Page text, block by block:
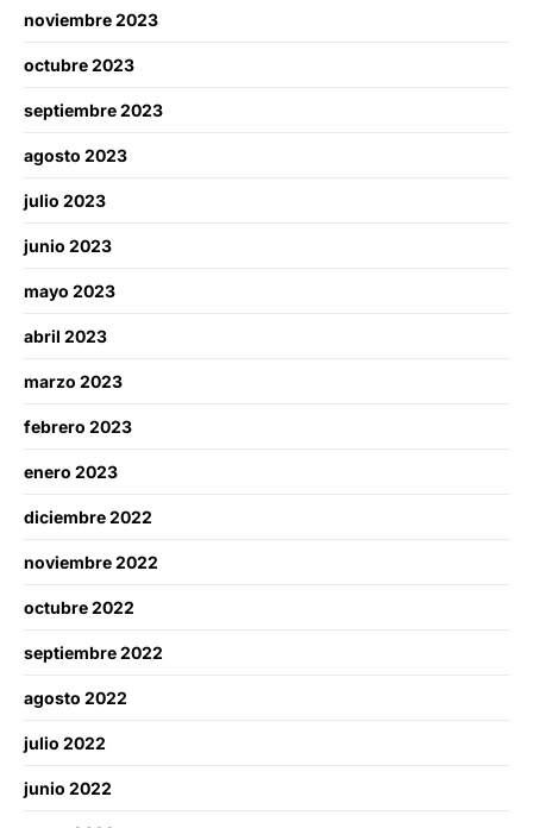
noviembre 2023
octubre 2023
septiembre 2023
agosto 2023
julio 2023
junio 2023
mayo 2023
abril 2023
marzo 2023
febrero 2023
enero 2023
diciembre 2022
noviembre 2022
octubre 2022
septiembre 2022
agosto 2022
julio 2022
junio 2022